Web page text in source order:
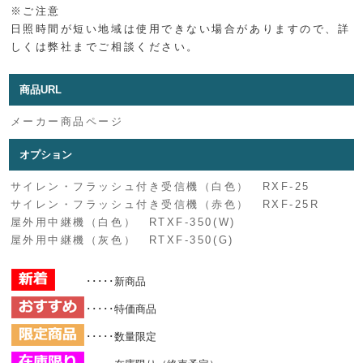
※ご注意
日照時間が短い地域は使用できない場合がありますので、詳
しくは弊社までご相談ください。
商品URL
メーカー商品ページ
オプション
サイレン・フラッシュ付き受信機（白色） RXF-25
サイレン・フラッシュ付き受信機（赤色） RXF-25R
屋外用中継機（白色） RTXF-350(W)
屋外用中継機（灰色） RTXF-350(G)
･････新商品
･････特価商品
･････数量限定